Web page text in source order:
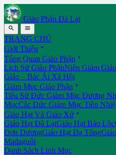
Giáo Phận Đà Lạt
 
TRANG CHỦ
Giới Thiệu 
Tổng Quan Giáo Phận 
Lịch Sử Giáo PhậnNiên Giám
Giáo – Bác Ái Xã Hội
Giám Mục Giáo Phận 
Tiểu Sử Đức Giám Mục Đương
MụcCác Đức Giám Mục Tiền
Giáo Hạt Và Giáo Xứ 
Giáo Hạt Đà LạtGiáo Hạt Bảo Lộc
Đơn DươngGiáo Hạt Đạ Tông
Madaguôi
Danh Sách Linh Mục